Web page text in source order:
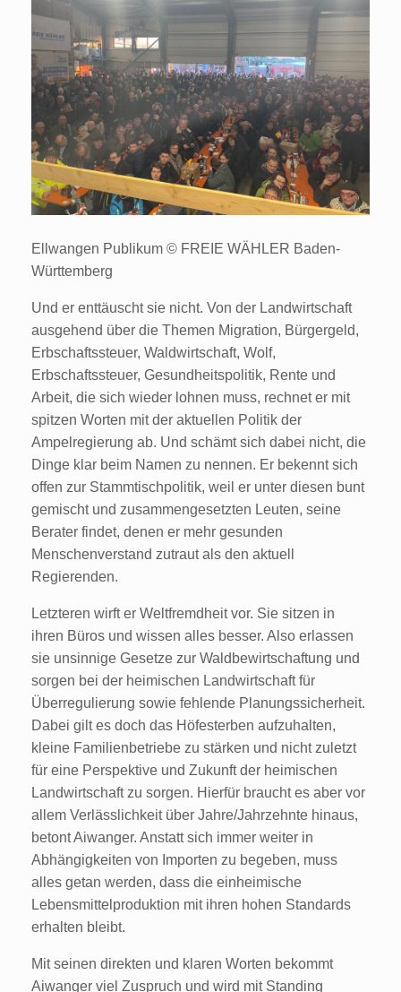
Ellwangen Publikum © FREIE WÄHLER Baden-
Württemberg
Und er enttäuscht sie nicht. Von der Landwirtschaft
ausgehend über die Themen Migration, Bürgergeld,
Erbschaftssteuer, Waldwirtschaft, Wolf,
Erbschaftssteuer, Gesundheitspolitik, Rente und
Arbeit, die sich wieder lohnen muss, rechnet er mit
spitzen Worten mit der aktuellen Politik der
Ampelregierung ab. Und schämt sich dabei nicht, die
Dinge klar beim Namen zu nennen. Er bekennt sich
offen zur Stammtischpolitik, weil er unter diesen bunt
gemischt und zusammengesetzten Leuten, seine
Berater findet, denen er mehr gesunden
Menschenverstand zutraut als den aktuell
Regierenden.
Letzteren wirft er Weltfremdheit vor. Sie sitzen in
ihren Büros und wissen alles besser. Also erlassen
sie unsinnige Gesetze zur Waldbewirtschaftung und
sorgen bei der heimischen Landwirtschaft für
Überregulierung sowie fehlende Planungssicherheit.
Dabei gilt es doch das Höfesterben aufzuhalten,
kleine Familienbetriebe zu stärken und nicht zuletzt
für eine Perspektive und Zukunft der heimischen
Landwirtschaft zu sorgen. Hierfür braucht es aber vor
allem Verlässlichkeit über Jahre/Jahrzehnte hinaus,
betont Aiwanger. Anstatt sich immer weiter in
Abhängigkeiten von Importen zu begeben, muss
alles getan werden, dass die einheimische
Lebensmittelproduktion mit ihren hohen Standards
erhalten bleibt.
Mit seinen direkten und klaren Worten bekommt
Aiwanger viel Zuspruch und wird mit Standing